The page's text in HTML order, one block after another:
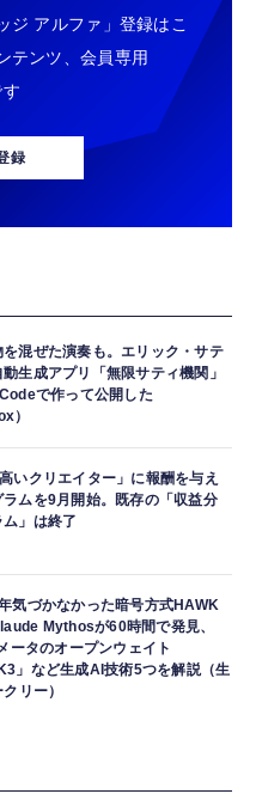
ジ アルファ」登録はこ
テンツ、会員専用
録
混ぜた演奏も。エリック・サテ
生成アプリ「無限サティ機関」
で作って公開した
）
いクリエイター」に報酬を与え
ラムを9月開始。既存の「収益分
」は終了
気づかなかった暗号方式HAWK
Mythosが60時間で発見、
ータのオープンウェイト
」など生成AI技術5つを解説（生
リー）